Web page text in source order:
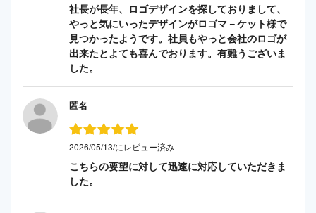
社長が長年、ロゴデザインを探しておりまして、
やっと気にいったデザインがロゴマ－ケット様で
見つかったようです。社員もやっと会社のロゴが
出来たとよても喜んでおります。有難うございま
した。
匿名
2026/05/13/にレビュー済み
こちらの要望に対して迅速に対応していただきま
した。